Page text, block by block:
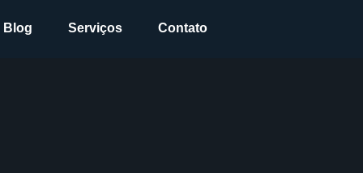
Blog Serviços Contato